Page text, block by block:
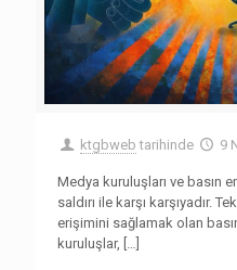
ktgbweb tarihinde 9
Medya kuruluşları ve basın
saldırı ile karşı karşıyadır.
erişimini sağlamak olan
kuruluşlar,